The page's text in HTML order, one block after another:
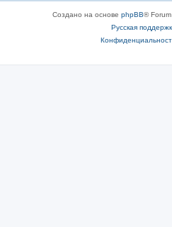
Создано на основе phpBB®
Русская